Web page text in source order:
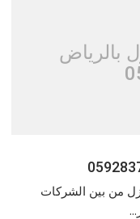
بالرياض
من بين الشركات